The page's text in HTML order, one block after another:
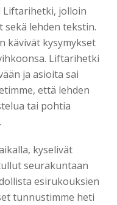
Liftarihetki, jolloin
lehden tekstin.
kävivät kysymykset
Liftarihetki
ja asioita sai
että lehden
tai pohtia
kyselivät
seurakuntaan
esirukouksien
tunnustimme heti